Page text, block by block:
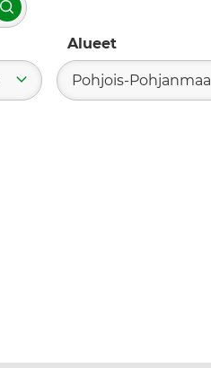
Hae
Alueet
Pohjois-Pohjanmaa